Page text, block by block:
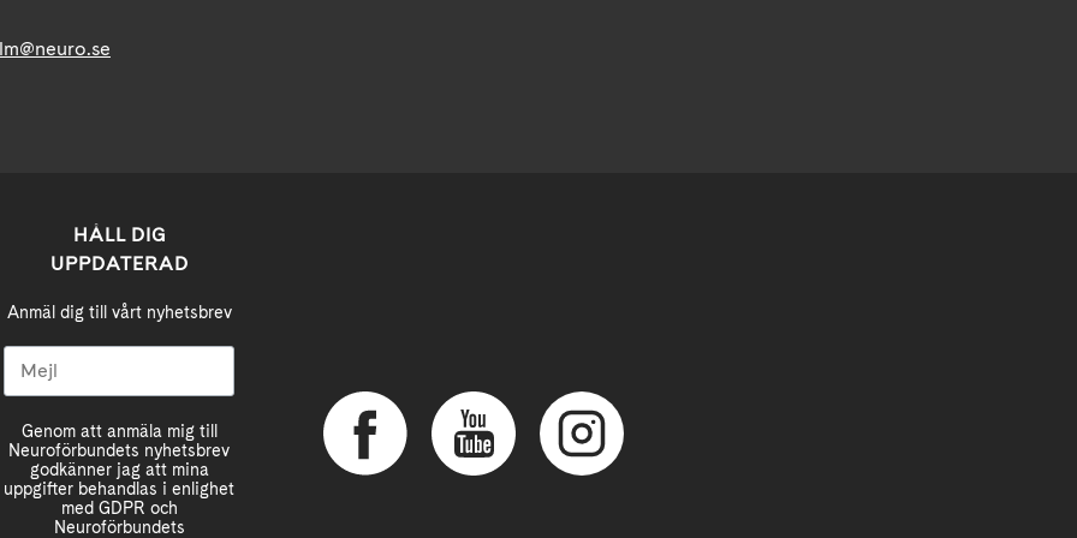
HÅLL DIG
UPPDATERAD
Anmäl dig till vårt nyhetsbrev
Genom att anmäla mig till
Neuroförbundets nyhetsbrev
godkänner jag att mina
uppgifter behandlas i enlighet
med GDPR och
Neuroförbundets